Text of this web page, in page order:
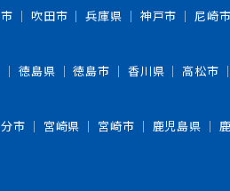
吹田市 兵庫県 神戸市 尼崎市
徳島県 徳島市 香川県 高松市
市 宮崎県 宮崎市 鹿児島県